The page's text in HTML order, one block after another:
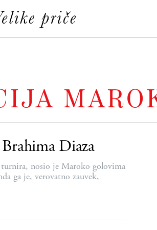
Diaza
nosio je Maroko golovima
ga je, verovatno zauvek,